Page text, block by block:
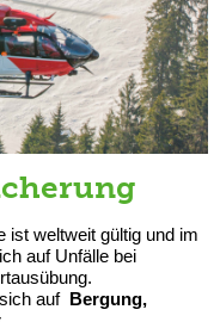
ist weltweit gültig und im
auf Unfälle bei
auf Bergung,